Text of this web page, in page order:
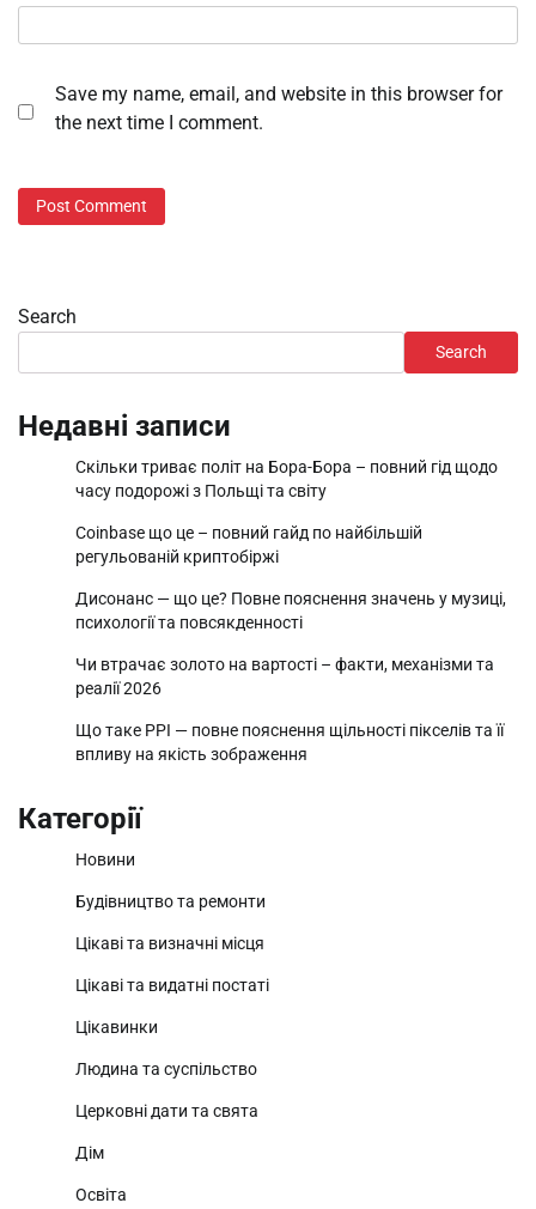
Save my name, email, and website in this browser for
the next time I comment.
Search
Search
Недавні записи
Скільки триває політ на Бора-Бора – повний гід щодо
часу подорожі з Польщі та світу
Coinbase що це – повний гайд по найбільшій
регульованій криптобіржі
Дисонанс — що це? Повне пояснення значень у музиці,
психології та повсякденності
Чи втрачає золото на вартості – факти, механізми та
реалії 2026
Що таке PPI — повне пояснення щільності пікселів та її
впливу на якість зображення
Категорії
Новини
Будівництво та ремонти
Цікаві та визначні місця
Цікаві та видатні постаті
Цікавинки
Людина та суспільство
Церковні дати та свята
Дім
Освіта